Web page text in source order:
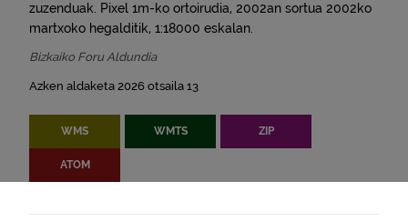
zuzenduak. Pixel 1m-ko ortoirudia, 2002an sortua 2002ko
martxoko hegalditik, 1:18000 eskalan.
Bizkaiko Foru Aldundia
Azken aldaketa 2026 otsaila 13
WMS WMTS ZIP
ATOM